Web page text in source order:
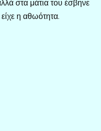
στα μάτια του έσβηνε
η αθωότητα.